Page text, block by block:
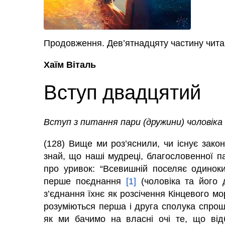
Продовження. Дев’ятнадцяту частину
Хаїм Віталь
Вступ двадцятий
Вступ з питання пари (дружини) чоловіка
(128) Вище ми роз’яснили, чи існує
знай, що наші мудреці, благословенної
про уривок: “Всевишній поселяє
перше поєднання
[1] (чоловіка та
з’єднання їхнє як розсічення Кінцевого
розуміються перша і друга сполука
як ми бачимо на власні очі те, що